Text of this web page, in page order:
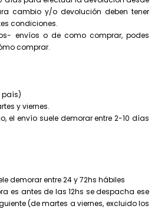
cambio y/o devolución deben tener
condiciones.
envíos o de como comprar, podes
comprar.
país)
y viernes.
el envío suele demorar entre 2-10 días
demorar entre 24 y 72hs hábiles
es antes de las 12hs se despacha ese
(de martes a viernes, excluido los